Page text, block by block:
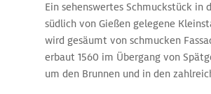
Ein sehenswertes Schmuckstück in
südlich von Gießen gelegene
wird gesäumt von schmucken
erbaut 1560 im Übergang von
um den Brunnen und in den